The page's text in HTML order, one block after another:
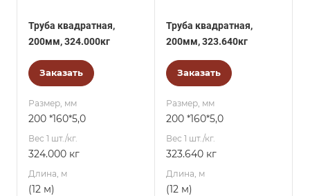
Труба квадратная,
200мм, 324.000кг
Заказать
Размер, мм
200 *160*5,0
Вес 1 шт./кг.
324.000 кг
Длина, м
(12 м)
Труба квадратная,
200мм, 323.640кг
Заказать
Размер, мм
200 *160*5,0
Вес 1 шт./кг.
323.640 кг
Длина, м
(12 м)